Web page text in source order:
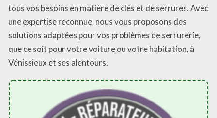
tous vos besoins en matière de clés et de serrures. Avec
une expertise reconnue, nous vous proposons des
solutions adaptées pour vos problèmes de serrurerie,
que ce soit pour votre voiture ou votre habitation, à
Vénissieux et ses alentours.